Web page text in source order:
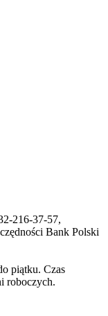
216-37-57,
Bank Polski
piątku. Czas
roboczych.